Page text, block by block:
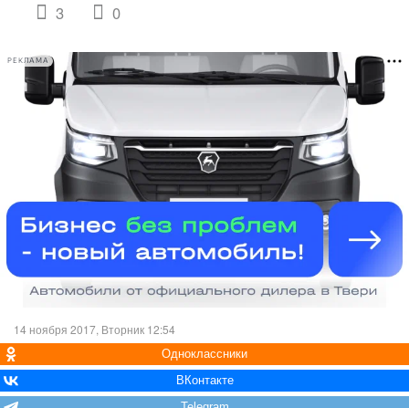
3 0
РЕКЛАМА
14 ноября 2017, Вторник 12:54
Одноклассники
ВКонтакте